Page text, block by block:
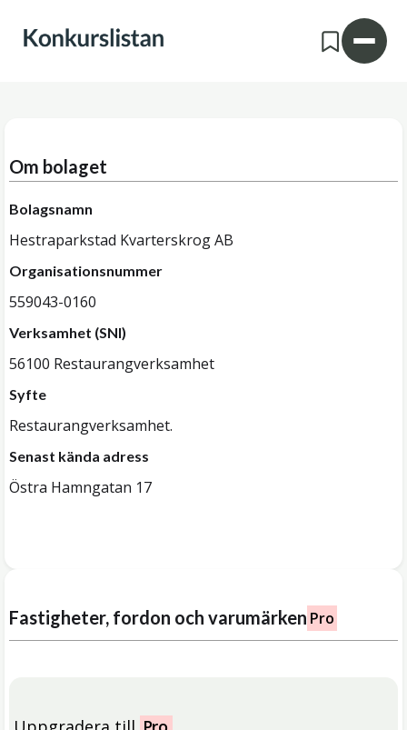
Om bolaget
Bolagsnamn
Hestraparkstad Kvarterskrog AB
Organisationsnummer
559043-0160
Verksamhet (SNI)
56100 Restaurangverksamhet
Syfte
Restaurangverksamhet.
Senast kända adress
Östra Hamngatan 17
Fastigheter, fordon och varumärken Pro